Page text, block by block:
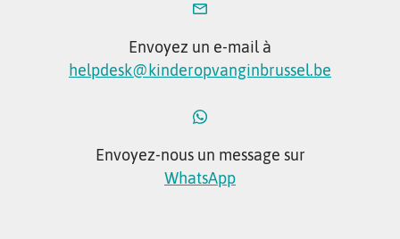
Envoyez un e-mail à
helpdesk@kinderopvanginbrussel.be
Envoyez-nous un message sur
WhatsApp